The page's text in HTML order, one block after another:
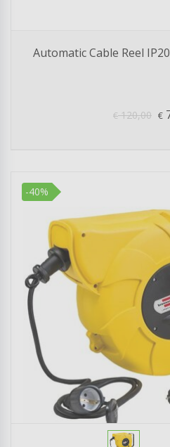
Automatic Cable Reel
€120,00 €
-40%